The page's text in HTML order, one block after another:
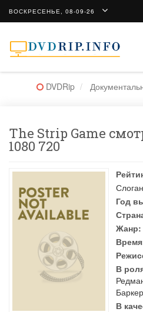
ВОСКРЕСЕНЬЕ, 08-09-26
DVDRip
The Strip Game
1080 720
Год
Жанр:
В
Баркер
В